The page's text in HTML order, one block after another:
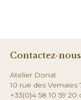
Contactez-nous
Atelier Donat
10 rue des Vernaies
+33(0)4 58 10 59